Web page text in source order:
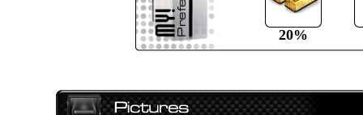
20%